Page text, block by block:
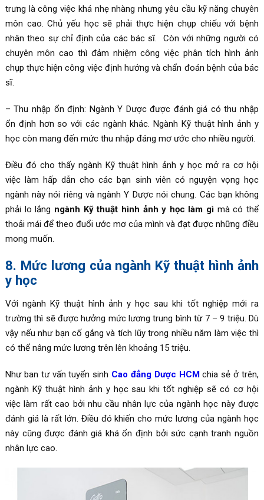
trưng là công việc khá nhẹ nhàng nhưng yêu cầu kỹ năng chuyên
môn cao. Chủ yếu học sẽ phải thực hiện chụp chiếu với bệnh
nhân theo sự chỉ định của các bác sĩ. Còn với những người có
chuyên môn cao thì đảm nhiệm công việc phân tích hình ảnh
chụp thực hiện công việc định hướng và chẩn đoán bệnh của bác
sĩ.
– Thu nhập ổn định: Ngành Y Dược được đánh giá có thu nhập
ổn định hơn so với các ngành khác. Ngành Kỹ thuật hình ảnh y
học còn mang đến mức thu nhập đáng mơ ước cho nhiều người.
Điều đó cho thấy ngành Kỹ thuật hình ảnh y học mở ra cơ hội
việc làm hấp dẫn cho các bạn sinh viên có nguyện vọng học
ngành này nói riêng và ngành Y Dược nói chung. Các bạn không
phải lo lắng ngành Kỹ thuật hình ảnh y học làm gì mà có thể
thoải mái để theo đuổi ước mơ của mình và đạt được những điều
mong muốn.
8. Mức lương của ngành Kỹ thuật hình ảnh
y học
Với ngành Kỹ thuật hình ảnh y học sau khi tốt nghiệp mới ra
trường thì sẽ được hưởng mức lương trung bình từ 7 – 9 triệu. Dù
vậy nếu như bạn cố gắng và tích lũy trong nhiều năm làm việc thì
có thể nâng mức lương trên lên khoảng 15 triệu.
Như ban tư vấn tuyển sinh Cao đẳng Dược HCMchia sẻ ở trên,
ngành Kỹ thuật hình ảnh y học sau khi tốt nghiệp sẽ có cơ hội
việc làm rất cao bởi nhu cầu nhân lực của ngành học này được
đánh giá là rất lớn. Điều đó khiến cho mức lương của ngành học
này cũng được đánh giá khá ổn định bởi sức cạnh tranh nguồn
nhân lực cao.